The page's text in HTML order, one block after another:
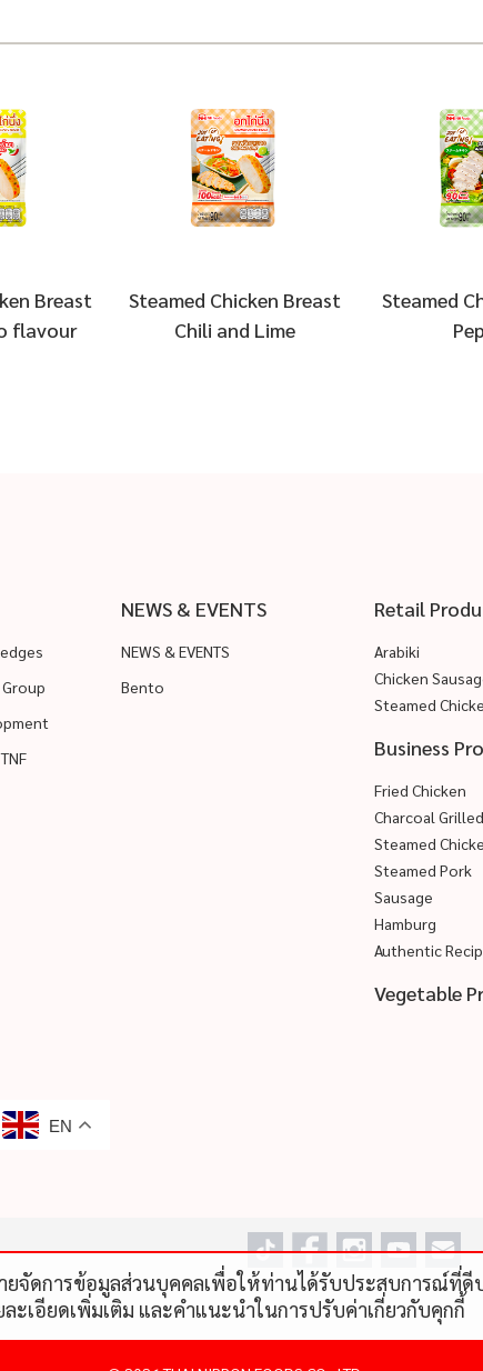
Breast
flavour
Steamed Chicken Breast
Chili and Lime
Steamed
NEWS & EVENTS
NEWS & EVENTS
Bento
Retail
Arabiki
Chicken
Steamed
Business
Fried Chicken
Charcoal
Steamed
Steamed Pork
Sausage
Hamburg
Authentic
Vegetable
EN
ายจัดการข้อมูลส่วนบุคคลเพื่อให้ท่านได้รับประสบการณ์ที่ดี
ะเอียดเพิ่มเติม และคําแนะนําในการปรับค่าเกี่ยวกับคุกกี้